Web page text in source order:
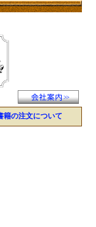
籍の注文について